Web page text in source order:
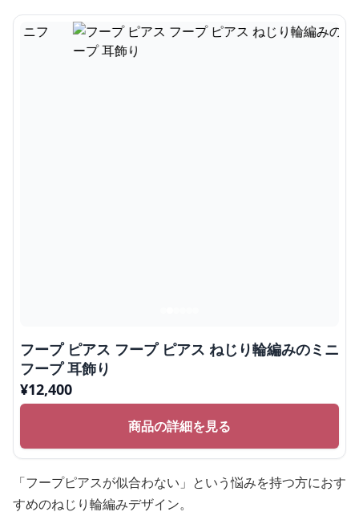
フープ ピアス フープ ピアス ねじり輪編みのミニ
フープ 耳飾り
¥12,400
商品の詳細を見る
「フープピアスが似合わない」という悩みを持つ方におす
すめのねじり輪編みデザイン。